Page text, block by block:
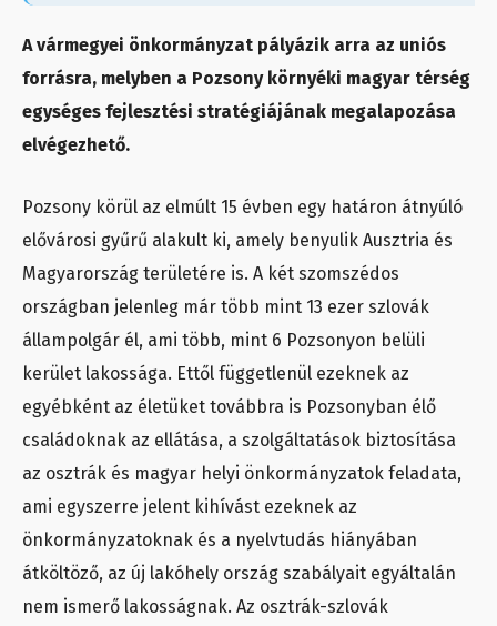
A vármegyei önkormányzat pályázik arra az uniós
forrásra, melyben a Pozsony környéki magyar térség
egységes fejlesztési stratégiájának megalapozása
elvégezhető.
Pozsony körül az elmúlt 15 évben egy határon átnyúló
elővárosi gyűrű alakult ki, amely benyulik Ausztria és
Magyarország területére is. A két szomszédos
országban jelenleg már több mint 13 ezer szlovák
állampolgár él, ami több, mint 6 Pozsonyon belüli
kerület lakossága. Ettől függetlenül ezeknek az
egyébként az életüket továbbra is Pozsonyban élő
családoknak az ellátása, a szolgáltatások biztosítása
az osztrák és magyar helyi önkormányzatok feladata,
ami egyszerre jelent kihívást ezeknek az
önkormányzatoknak és a nyelvtudás hiányában
átköltöző, az új lakóhely ország szabályait egyáltalán
nem ismerő lakosságnak. Az osztrák-szlovák